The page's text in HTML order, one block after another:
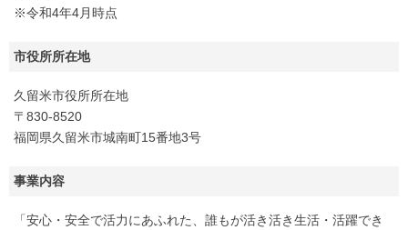
※令和4年4月時点
市役所所在地
久留米市役所所在地
〒830-8520
福岡県久留米市城南町15番地3号
事業内容
「安心・安全で活力にあふれた、誰もが活き活き生活・活躍でき